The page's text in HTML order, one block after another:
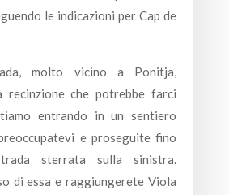
le indicazioni per Cap de
molto vicino a Ponitja,
recinzione che potrebbe farci
entrando in un sentiero
e proseguite fino
sterrata sulla sinistra.
di essa e raggiungerete Viola